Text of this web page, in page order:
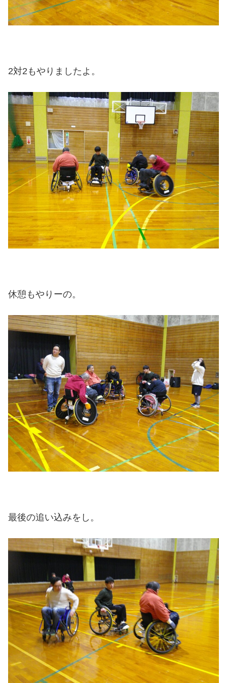
2対2もやりましたよ。
休憩もやりーの。
最後の追い込みをし。